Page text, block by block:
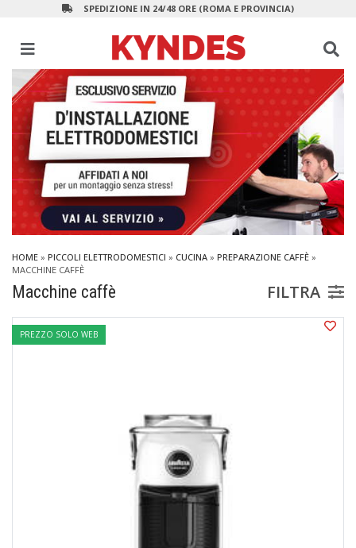
SPEDIZIONE IN 24/48 ORE (ROMA E PROVINCIA)
HOME » PICCOLI ELETTRODOMESTICI » CUCINA » PREPARAZIONE CAFFÈ »
MACCHINE CAFFÈ
Macchine caffè FILTRA
PREZZO SOLO WEB